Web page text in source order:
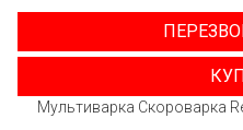
Мультиварка Скороварка